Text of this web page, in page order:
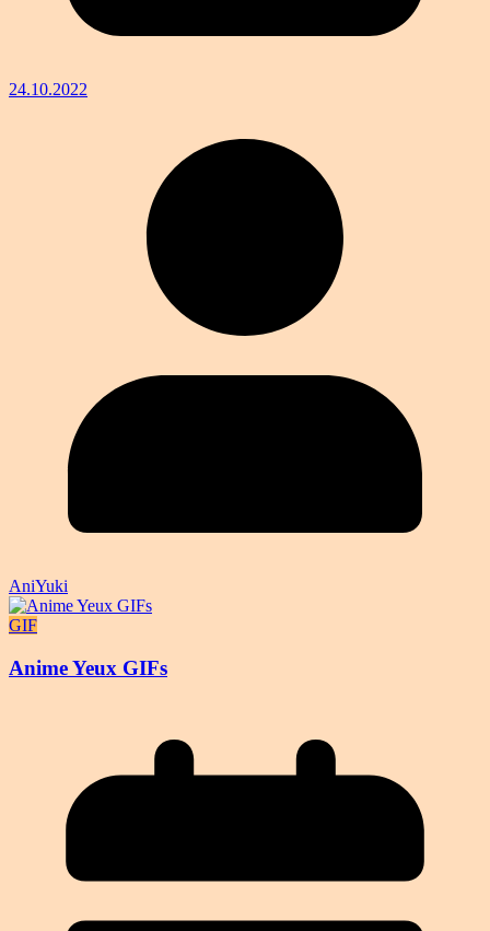
24.10.2022
AniYuki
GIF
Anime Yeux GIFs